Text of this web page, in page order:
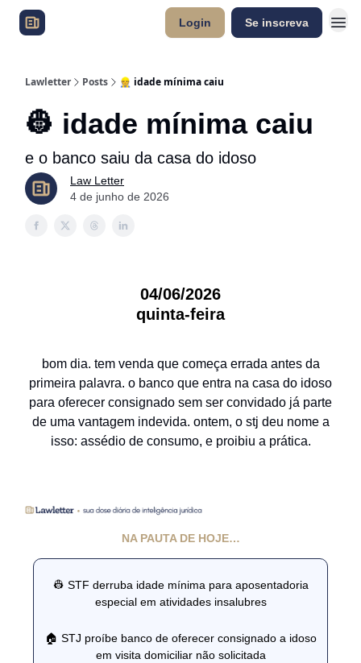
Login Se inscreva
Lawletter Posts 👷 idade mínima caiu
👷 idade mínima caiu
e o banco saiu da casa do idoso
Law Letter
4 de junho de 2026
04/06/2026
quinta-feira
bom dia. tem venda que começa errada antes da
primeira palavra. o banco que entra na casa do idoso
para oferecer consignado sem ser convidado já parte
de uma vantagem indevida. ontem, o stj deu nome a
isso: assédio de consumo, e proibiu a prática.
NA PAUTA DE HOJE…
👷 STF derruba idade mínima para aposentadoria
especial em atividades insalubres
🏠 STJ proíbe banco de oferecer consignado a idoso
em visita domiciliar não solicitada